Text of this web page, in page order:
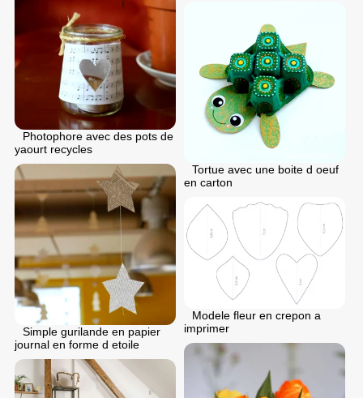
Photophore avec des pots de
yaourt recycles
Tortue avec une boite d oeuf
en carton
Simple gurilande en papier
journal en forme d etoile
Modele fleur en crepon a
imprimer